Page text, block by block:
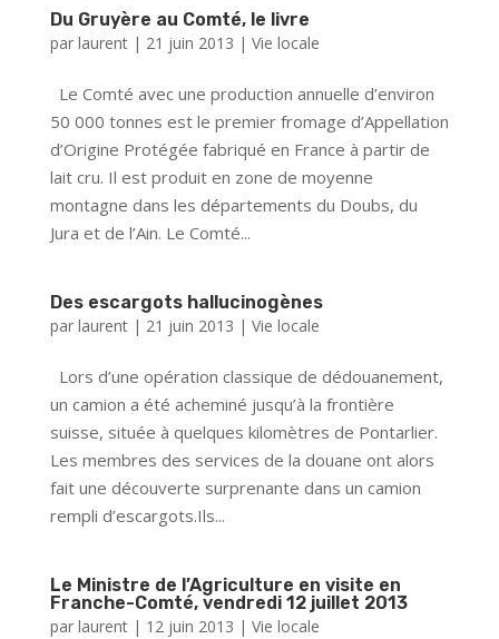
Du Gruyère au Comté, le livre
par laurent| 21 juin 2013 | Vie locale
Le Comté avec une production annuelle d’environ
50 000 tonnes est le premier fromage d’Appellation
d’Origine Protégée fabriqué en France à partir de
lait cru. Il est produit en zone de moyenne
montagne dans les départements du Doubs, du
Jura et de l’Ain. Le Comté...
Des escargots hallucinogènes
par laurent| 21 juin 2013 | Vie locale
Lors d’une opération classique de dédouanement,
un camion a été acheminé jusqu’à la frontière
suisse, située à quelques kilomètres de Pontarlier.
Les membres des services de la douane ont alors
fait une découverte surprenante dans un camion
rempli d’escargots.Ils...
Le Ministre de l’Agriculture en visite en
Franche-Comté, vendredi 12 juillet 2013
par laurent| 12 juin 2013 | Vie locale